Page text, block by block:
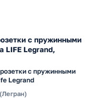
с пружинными
LIFE Legrand,
с пружинными
Legrand